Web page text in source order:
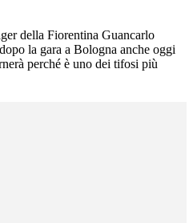
della Fiorentina Guancarlo
la gara a Bologna anche oggi
perché è uno dei tifosi più